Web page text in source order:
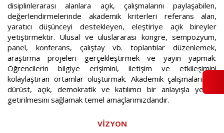
disiplinlerarası alanlara açık, çalışmalarını paylaşabilen,
değerlendirmelerinde akademik kriterleri referans alan,
yaratıcı düşünceyi destekleyen, eleştiriye açık bireyler
yetiştirmektir. Ulusal ve uluslararası kongre, sempozyum,
panel, konferans, çalıştay vb. toplantılar düzenlemek,
araştırma projeleri gerçekleştirmek ve yayın yapmak.
Öğrencilerin bilgiye erişimini, iletişim ve etkileşimini
kolaylaştıran ortamlar oluşturmak. Akademik çalışmalarında
dürüst, açık, demokratik ve katılımcı bir anlayışla yerine
getirilmesini sağlamak temel amaçlarımızdandır.
VİZYON